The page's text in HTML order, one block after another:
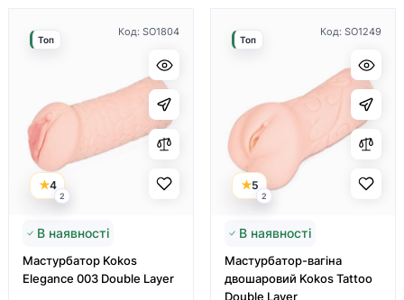
Код: SO1804
4
2
Топ
В наявності
Мастурбатор Kokos
Elegance 003 Double Layer
Код: SO1249
5
2
Топ
В наявності
Мастурбатор-вагіна
двошаровий Kokos Tattoo
Double Layer